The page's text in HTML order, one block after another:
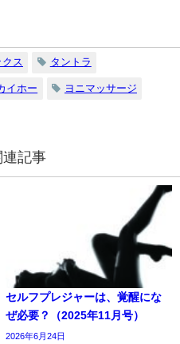
クス タントラ
イホー ヨニマッサージ
連記事
セルフプレジャーは、覚醒にな
ぜ必要？（2025年11月号）
2026年6月24日